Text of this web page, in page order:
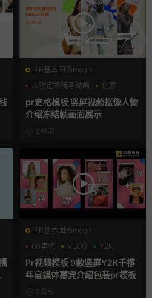
PR基本图形mogrt
人物定格特写动画
创意
动态海报
pr定格模板 竖屏视频抠像人物
介绍冻结帧画面展示
2周前
PR基本图形mogrt
80年代
VLOG Y2K
Pr视频模板 9款竖屏Y2K千禧
年自媒体嘉宾介绍包装pr模板
2周前